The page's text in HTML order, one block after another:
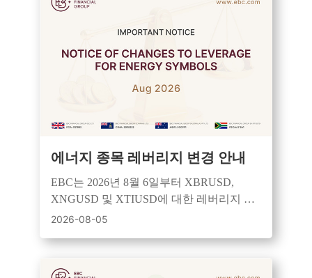
에너지 종목 레버리지 변경 안내
EBC는 2026년 8월 6일부터 XBRUSD,
XNGUSD 및 XTIUSD에 대한 레버리지 규
칙을 개정하여 세션 기반 제어 및 강화된 위
2026-08-05